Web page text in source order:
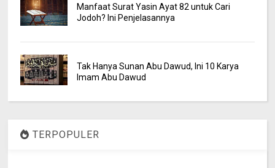
Manfaat Surat Yasin Ayat 82 untuk Cari
Jodoh? Ini Penjelasannya
Tak Hanya Sunan Abu Dawud, Ini 10 Karya
Imam Abu Dawud
TERPOPULER